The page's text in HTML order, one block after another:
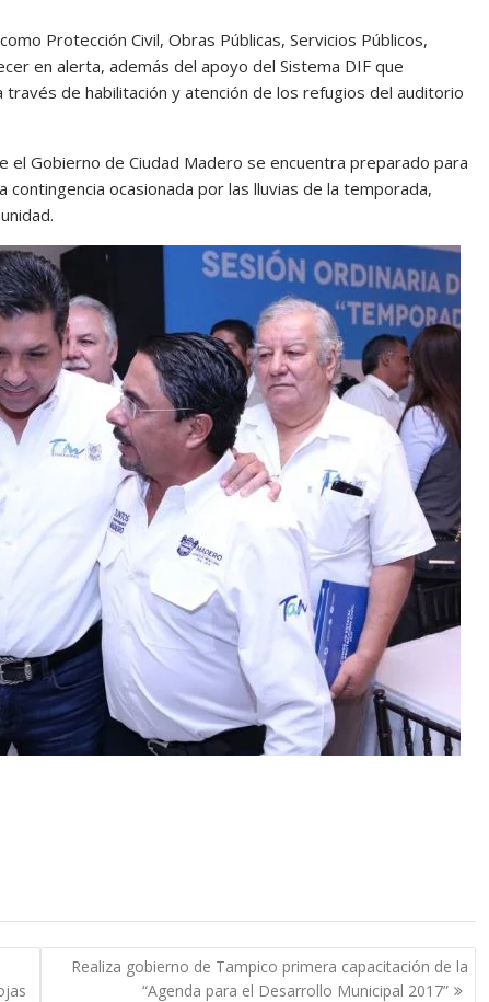
Protección Civil, Obras Públicas, Servicios Públicos,
en alerta, además del apoyo del Sistema DIF que
través de habilitación y atención de los refugios del auditorio
Gobierno de Ciudad Madero se encuentra preparado para
ocasionada por las lluvias de la temporada,
Realiza gobierno de Tampico primera capacitación de la
“Agenda para el Desarrollo Municipal 2017”